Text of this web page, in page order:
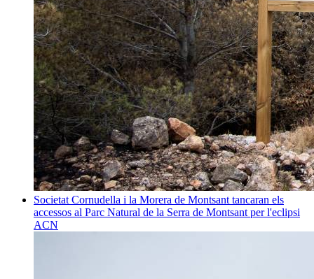
Societat Cornudella i la Morera de Montsant tancaran els
accessos al Parc Natural de la Serra de Montsant per l'eclipsi
ACN